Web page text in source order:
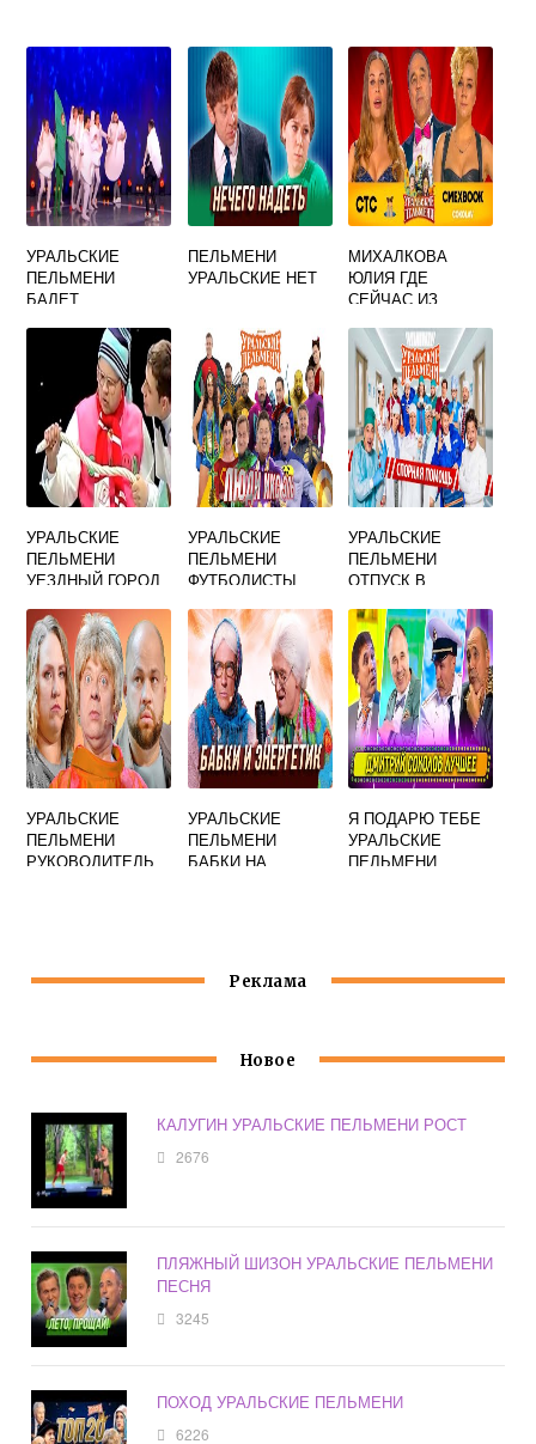
УРАЛЬСКИЕ
ПЕЛЬМЕНИ
БАЛЕТ
ПЕЛЬМЕНИ
УРАЛЬСКИЕ НЕТ
МИХАЛКОВА
ЮЛИЯ ГДЕ
СЕЙЧАС ИЗ
ПЕЛЬМЕНЕЙ
УРАЛЬСКИЕ
ПЕЛЬМЕНИ
УЕЗДНЫЙ ГОРОД
УРАЛЬСКИЕ
ПЕЛЬМЕНИ
ФУТБОЛИСТЫ
УРАЛЬСКИЕ
ПЕЛЬМЕНИ
ОТПУСК В
УРАЛЬСКИЕ
ПЕЛЬМЕНИ
РУКОВОДИТЕЛЬ
УРАЛЬСКИЕ
ПЕЛЬМЕНИ
БАБКИ НА
Я ПОДАРЮ ТЕБЕ
УРАЛЬСКИЕ
ПЕЛЬМЕНИ
Реклама
Новое
КАЛУГИН УРАЛЬСКИЕ ПЕЛЬМЕНИ РОСТ
2676
ПЛЯЖНЫЙ ШИЗОН УРАЛЬСКИЕ ПЕЛЬМЕНИ
ПЕСНЯ
3245
ПОХОД УРАЛЬСКИЕ ПЕЛЬМЕНИ
6226